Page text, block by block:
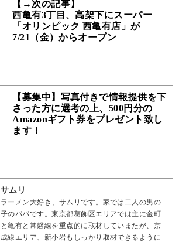
【→次の記事】
西亀有3丁目、高架下にスーパー
「オリンピック 西亀有店」が
7/21（金）からオープン
【募集中】写真付きで情報提供を下
さった方に選考の上、500円分の
Amazonギフト券をプレゼント致し
ます！
サムリ
ラーメン大好き、サムリです。家では二人の男の
子のパパです。東京都葛飾区エリアでは主に金町
と亀有と常磐線を重点的に取材していまたが、京
成線エリア、新小岩もしっかり取材できるように